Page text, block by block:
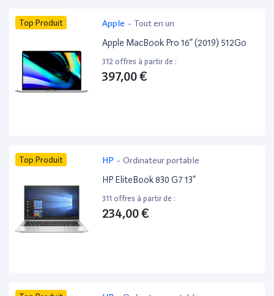
Top Produit Apple - Tout en un
Apple MacBook Pro 16” (2019) 512Go
312 offres à partir de :
397,00 €
Top Produit HP - Ordinateur portable
HP EliteBook 830 G7 13”
311 offres à partir de :
234,00 €